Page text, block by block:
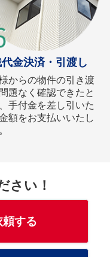
金決済・引渡し
からの物件の引き渡
題なく確認できたと
手付金を差し引いた
額をお支払いいたし
さい！
する